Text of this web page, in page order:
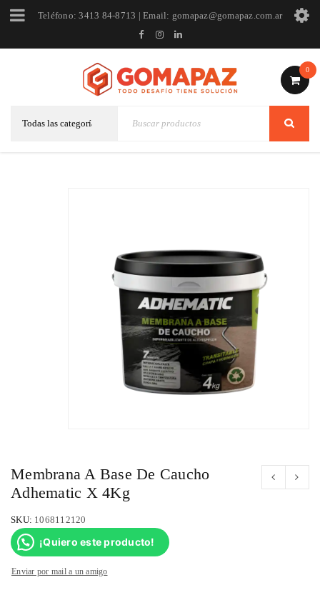
Teléfono: 3413 84-8713 | Email: gomapaz@gomapaz.com.ar
0
Membrana A Base De Caucho
Adhematic X 4Kg
SKU: 1068112120
¡Quiero este producto!
Enviar por mail a un amigo